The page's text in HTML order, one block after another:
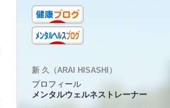
新 久（ARAI HISASHI）
プロフィール
メンタルウェルネストレーナー